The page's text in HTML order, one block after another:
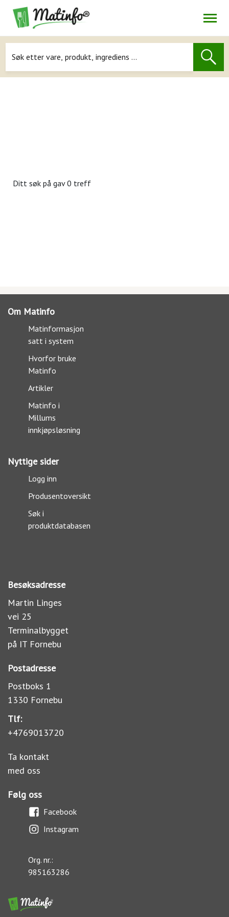
Navigasjon
Ditt søk på gav 0 treff
Om Matinfo
Matinformasjon
satt i system
Hvorfor bruke
Matinfo
Artikler
Matinfo i
Millums
innkjøpsløsning
Nyttige sider
Logg inn
Produsentoversikt
Søk i
produktdatabasen
Besøksadresse
Martin Linges
vei 25
Terminalbygget
på IT Fornebu
Postadresse
Postboks 1
1330 Fornebu
Tlf:
+4769013720
Ta kontakt
med oss
Følg oss
Facebook
Instagram
Org. nr.:
985163286